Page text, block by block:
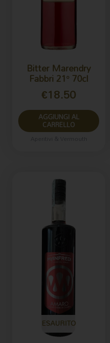
Bitter Marendry
Fabbri 21° 70cl
€18.50
AGGIUNGI AL
CARRELLO
ESAURITO
Il
originale
era:
€12.50.